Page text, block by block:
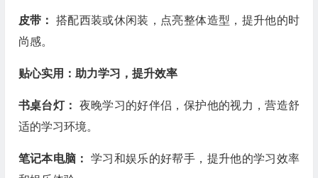
皮带： 搭配西装或休闲装，点亮整体造型，提升他的时
尚感。
贴心实用：助力学习，提升效率
书桌台灯： 夜晚学习的好伴侣，保护他的视力，营造舒
适的学习环境。
笔记本电脑：学习和娱乐的好帮手，提升他的学习效率